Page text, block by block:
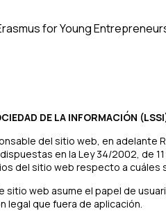
for Young
DE LA INFORMACIÓN
del sitio web, en adelante
en la Ley 34/2002, de
del sitio web respecto a cuáles
sitio web asume el papel de
legal que fuera de aplicación.